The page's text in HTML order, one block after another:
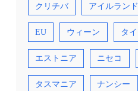
クリチバ アイルランド
EU ウィーン タイ
エストニア ニセコ
タスマニア ナンシー